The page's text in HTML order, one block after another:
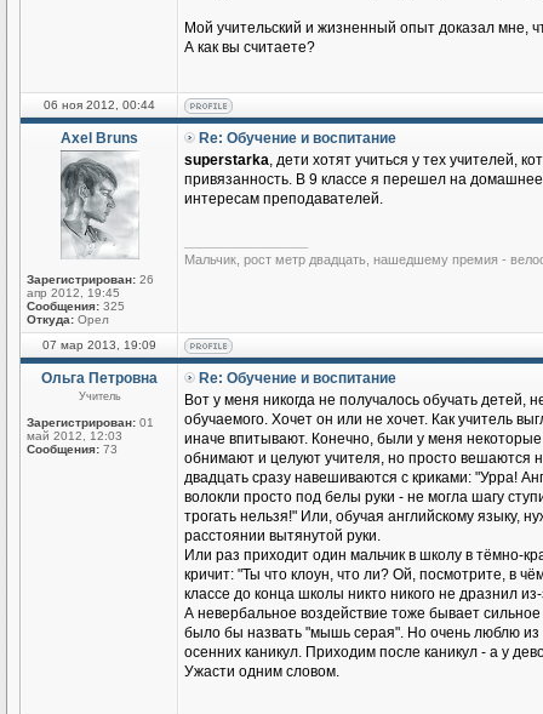
Мой учительский и жизненный опыт доказал
А как вы считаете?
06 ноя 2012, 00:44
Axel Bruns
Зарегистрирован: 26
апр 2012, 19:45
Сообщения: 325
Откуда: Орел
Re: Обучение и воспитание
superstarka, дети хотят учиться у тех учителей,
привязанность. В 9 классе я перешел на
интересам преподавателей.
Мальчик, рост метр двадцать, нашедшему премия -
07 мар 2013, 19:09
Ольга Петровна
Учитель
Зарегистрирован: 01
май 2012, 12:03
Сообщения: 73
Re: Обучение и воспитание
Вот у меня никогда не получалось обучать детей,
обучаемого. Хочет он или не хочет. Как учитель
иначе впитывают. Конечно, были у меня
обнимают и целуют учителя, но просто вешаются
двадцать сразу навешиваются с криками: "Урра!
волокли просто под белы руки - не могла шагу
трогать нельзя!" Или, обучая английскому языку,
расстоянии вытянутой руки.
Или раз приходит один мальчик в школу в тёмно-
кричит: "Ты что клоун, что ли? Ой, посмотрите, в
классе до конца школы никто никого не дразнил
А невербальное воздействие тоже бывает
было бы назвать "мышь серая". Но очень люблю из
осенних каникул. Приходим после каникул - а у
Ужасти одним словом.